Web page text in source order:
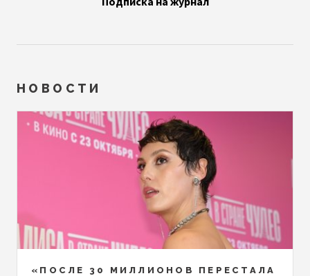
НОВОСТИ
«ПОСЛЕ 30 МИЛЛИОНОВ ПЕРЕСТАЛА